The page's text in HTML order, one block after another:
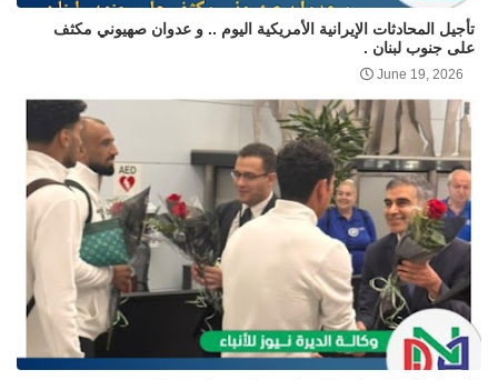
تأجيل المحادثات الإيرانية الأمريكية اليوم .. و عدوان صهيوني مكثف
على جنوب لبنان .
June 19, 2026